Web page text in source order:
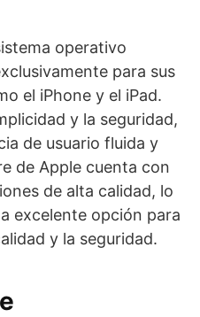
operativo
para sus
el iPhone y el iPad.
y la seguridad,
de usuario fluida y
de Apple cuenta con
de alta calidad, lo
excelente opción para
y la seguridad.